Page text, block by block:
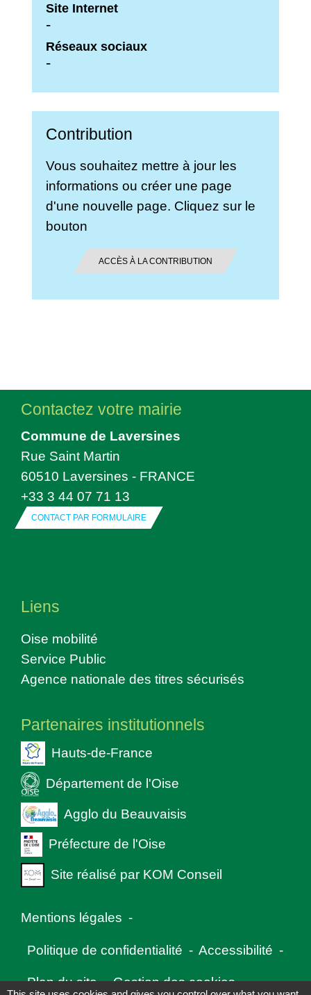
Site Internet
-
Réseaux sociaux
-
Contribution
Vous souhaitez mettre à jour les
informations ou créer une page
d'une nouvelle page. Cliquez sur le
bouton
ACCÈS À LA CONTRIBUTION
Contactez votre mairie
Commune de Laversines
Rue Saint Martin
60510 Laversines - FRANCE
+33 3 44 07 71 13
CONTACT PAR FORMULAIRE
Liens
Oise mobilité
Service Public
Agence nationale des titres sécurisés
Partenaires institutionnels
Hauts-de-France
Département de l'Oise
Agglo du Beauvaisis
Préfecture de l'Oise
Site réalisé par KOM Conseil
Mentions légales -
Politique de confidentialité - Accessibilité -
Plan du site - Gestion des cookies